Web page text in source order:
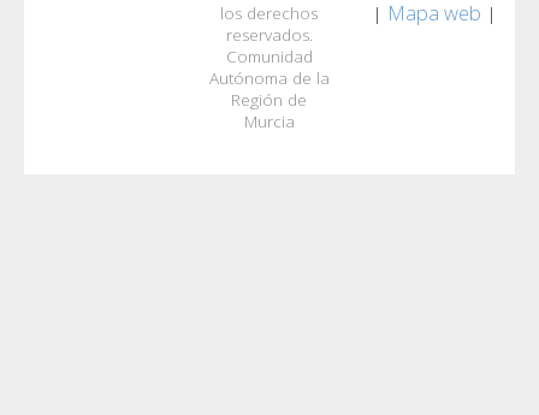
los derechos
reservados.
Comunidad
Autónoma de la
Región de
Murcia
| Mapa web |